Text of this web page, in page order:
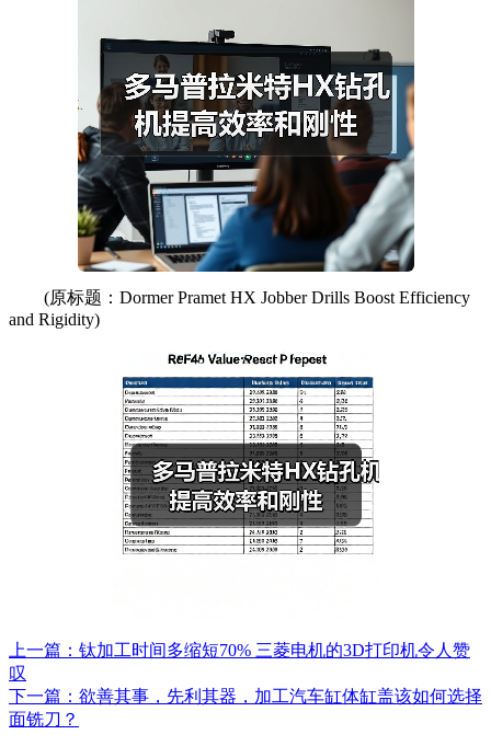
(原标题：Dormer Pramet HX Jobber Drills Boost Efficiency
and Rigidity)
上一篇：钛加工时间多缩短70% 三菱电机的3D打印机令人赞
叹
下一篇：欲善其事，先利其器，加工汽车缸体缸盖该如何选择
面铣刀？